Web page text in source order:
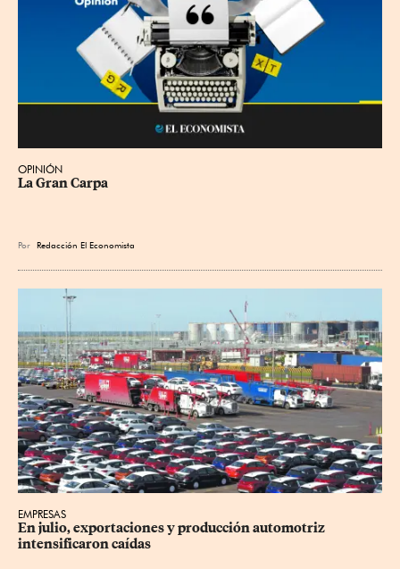
OPINIÓN
La Gran Carpa
Por Redacción El Economista
EMPRESAS
En julio, exportaciones y producción automotriz
intensificaron caídas